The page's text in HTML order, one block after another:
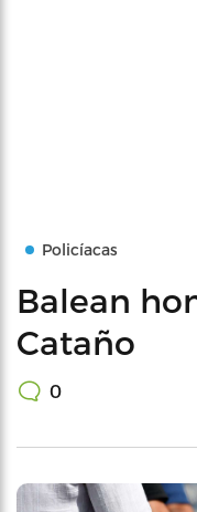
Policíacas
Balean
Cataño
0